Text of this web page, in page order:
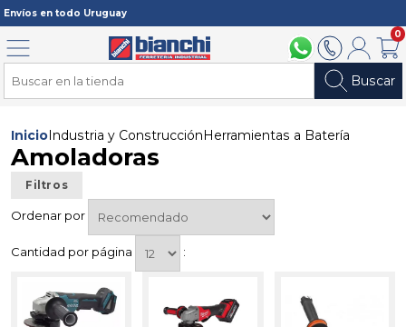
Envíos en todo Uruguay
094 211 1122902 2902Mi cuenta
0
Buscar
Menú
Inicio Industria y Construcción Herramientas a Batería
Amoladoras
Filtros
Ordenar por
Cantidad por página :